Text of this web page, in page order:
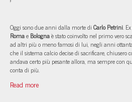
Oggi sono due anni dalla morte di Carlo Petrini.
Romae Bolognaè stato coinvolto nel primo vero
ad altri più o meno famosi di lui, negli anni
che il sistema calcio decise di sacrificare, chiusero
andava certo più pesante allora, ma sempre con
conta di più.
Read more